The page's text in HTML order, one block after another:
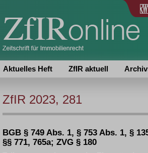
Aktuelles Heft ZfIR aktuell
ZfIR 2023, 281
BGB § 749 Abs. 1, § 753 Abs. 1, §
§§ 771, 765a; ZVG § 180